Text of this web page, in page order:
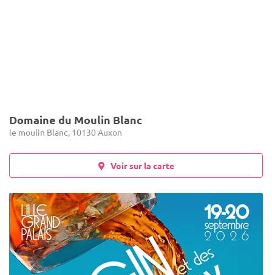
Domaine du Moulin Blanc
le moulin Blanc, 10130 Auxon
Voir sur la carte